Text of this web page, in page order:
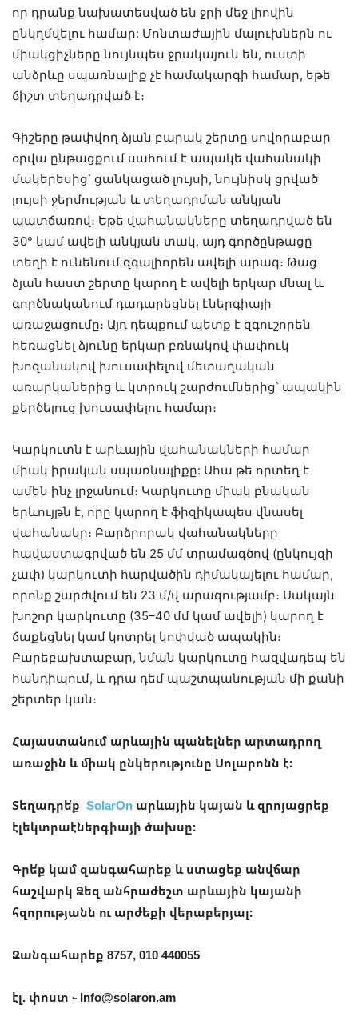
որ դրանք նախատեսված են ջրի մեջ լիովին
ընկղմվելու համար: Մոնտաժային մալուխներն ու
միակցիչները նույնպես ջրակայուն են, ուստի
անձրևը սպառնալիք չէ համակարգի համար, եթե
ճիշտ տեղադրված է։
Գիշերը թափվող ձյան բարակ շերտը սովորաբար
օրվա ընթացքում սահում է ապակե վահանակի
մակերեսից՝ ցանկացած լույսի, նույնիսկ ցրված
լույսի ջերմության և տեղադրման անկյան
պատճառով։ Եթե վահանակները տեղադրված են
30° կամ ավելի անկյան տակ, այդ գործընթացը
տեղի է ունենում զգալիորեն ավելի արագ։ Թաց
ձյան հաստ շերտը կարող է ավելի երկար մնալ և
գործնականում դադարեցնել էներգիայի
առաջացումը։ Այդ դեպքում պետք է զգուշորեն
հեռացնել ձյունը երկար բռնակով փափուկ
խոզանակով խուսափելով մետաղական
առարկաներից և կտրուկ շարժումներից՝ ապակին
քերծելուց խուսափելու համար։
Կարկուտն է արևային վահանակների համար
միակ իրական սպառնալիքը: Ահա թե որտեղ է
ամեն ինչ լրջանում։ Կարկուտը միակ բնական
երևույթն է, որը կարող է ֆիզիկապես վնասել
վահանակը։ Բարձրորակ վահանակները
հավաստագրված են 25 մմ տրամագծով (ընկույզի
չափ) կարկուտի հարվածին դիմակայելու համար,
որոնք շարժվում են 23 մ/վ արագությամբ։ Սակայն
խոշոր կարկուտը (35–40 մմ կամ ավելի) կարող է
ճաքեցնել կամ կոտրել կոփված ապակին։
Բարեբախտաբար, նման կարկուտը հազվադեպ են
հանդիպում, և դրա դեմ պաշտպանության մի քանի
շերտեր կան։
Հայաստանում արևային պանելներ արտադրող
առաջին և միակ ընկերությունը Սոլարոնն է։
Տեղադրե՛ք SolarOn արևային կայան և զրոյացրեք
էլեկտրաէներգիայի ծախսը։
Գրե՛ք կամ զանգահարեք և ստացեք անվճար
հաշվարկ Ձեզ անհրաժեշտ արևային կայանի
հզորությանն ու արժեքի վերաբերյալ։
Զանգահարեք 8757, 010 440055
էլ. փոստ ֊ Info@solaron.am